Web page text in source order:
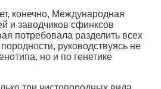
конечно, Международная
и заводчиков сфинксов
потребовала разделить всех
руководствуясь не
но и по генетике